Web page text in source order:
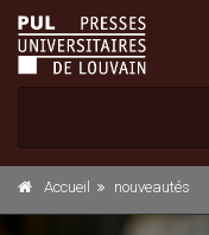
Accueil nouveautés